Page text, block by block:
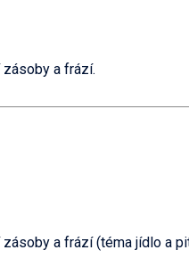
a frází.
a frází (téma jídlo a